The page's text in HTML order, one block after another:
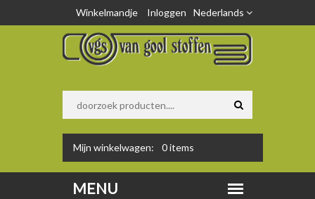
Nederlands
Winkelmandje Inloggen
Mijn winkelwagen: 0items